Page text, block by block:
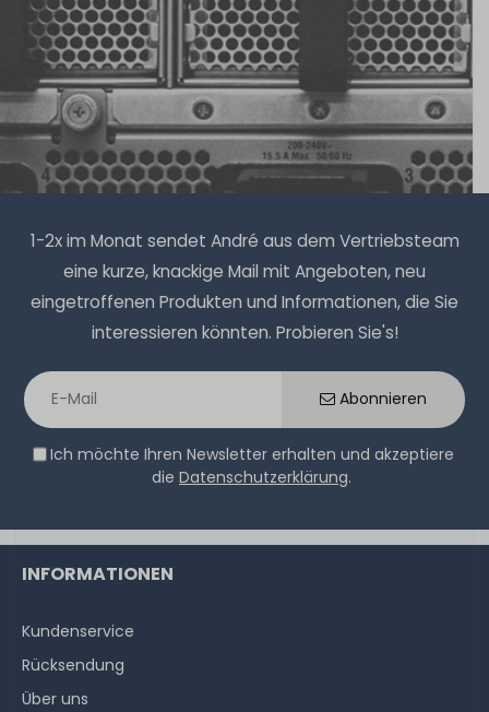
1-2x im Monat sendet André aus dem Vertriebsteam
eine kurze, knackige Mail mit Angeboten, neu
eingetroffenen Produkten und Informationen, die Sie
interessieren könnten. Probieren Sie's!
Abonnieren
Ich möchte Ihren Newsletter erhalten und akzeptiere
die Datenschutzerklärung.
INFORMATIONEN
Kundenservice
Rücksendung
Über uns